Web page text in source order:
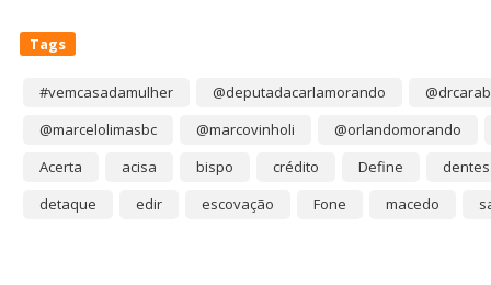
Tags
#vemcasadamulher @deputadacarlamorando
@marcelolimasbc
@marcovinholi
@orlandomorando
Acerta
acisa bispo crédito Define
dentes
detaque
edir escovação Fone macedo